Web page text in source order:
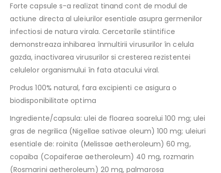
Forte capsule s-a realizat tinand cont de modul de
actiune directa al uleiurilor esentiale asupra germenilor
infectiosi de natura virala. Cercetarile stiintifice
demonstreaza inhibarea înmultirii virusurilor în celula
gazda, inactivarea virusurilor si cresterea rezistentei
celulelor organismului în fata atacului viral.
Produs 100% natural, fara excipienti ce asigura o
biodisponibilitate optima
Ingrediente/capsula: ulei de floarea soarelui 100 mg; ulei
gras de negrilica (Nigellae sativae oleum) 100 mg; uleiuri
esentiale de: roinita (Melissae aetheroleum) 60 mg,
copaiba (Copaiferae aetheroleum) 40 mg, rozmarin
(Rosmarini aetheroleum) 20 mg, palmarosa